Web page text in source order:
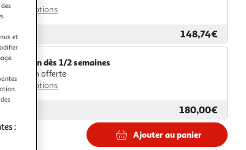
Plus d'options
148,74€
Livraison dès 1/2 semaines
Livraison offerte
Plus d'options
180,00€
Ajouter au panier
et
: